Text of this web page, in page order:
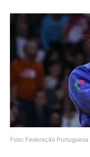
Foto: Federação